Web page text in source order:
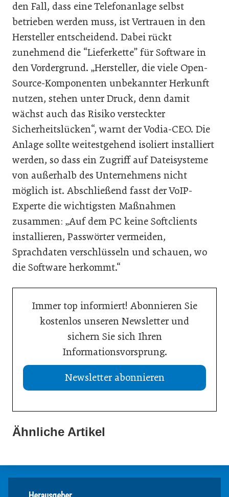
den Fall, dass eine Telefonanlage selbst
betrieben werden muss, ist Vertrauen in den
Hersteller entscheidend. Dabei rückt
zunehmend die “Lieferkette” für Software in
den Vordergrund. „Hersteller, die viele Open-
Source-Komponenten unbekannter Herkunft
nutzen, stehen unter Druck, denn damit
wächst auch das Risiko versteckter
Sicherheitslücken“, warnt der Vodia-CEO. Die
Anlage sollte weitestgehend isoliert installiert
werden, so dass ein Zugriff auf Dateisysteme
von außerhalb des Unternehmens nicht
möglich ist. Abschließend fasst der VoIP-
Experte die wichtigsten Maßnahmen
zusammen: „Auf dem PC keine Softclients
installieren, Passwörter vermeiden,
Sprachdaten verschlüsseln und schauen, wo
die Software herkommt.“
Immer top informiert! Abonnieren Sie
kostenlos unseren Newsletter und
sichern Sie sich Ihren
Informationsvorsprung.
Newsletter abonnieren
Ähnliche Artikel